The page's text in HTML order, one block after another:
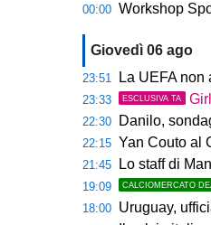
00:00 Workshop
Giovedì 06 ago
23:51 La UEFA
23:33 ESCLUSIVA TA
22:30 Danilo,
22:15 Yan Couto al
21:45 Lo staff di Mancini:
19:09 CALCIOMERCATO
18:00 Uruguay,